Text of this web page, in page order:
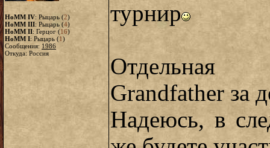
HoMM IV: Рыцарь (2)
HoMM III: Рыцарь (4)
HoMM II: Герцог (16)
HoMM I: Рыцарь (1)
Сообщения: 1986
Откуда: Россия
турнир
Отдельная
Grandfather за
Надеюсь, в